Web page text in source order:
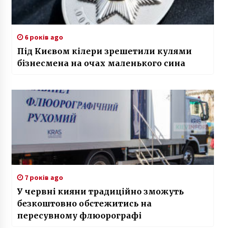
6 років ago
Під Києвом кілери зрешетили кулями
бізнесмена на очах маленького сина
7 років ago
У червні кияни традиційно зможуть
безкоштовно обстежитись на
пересувному флюорографі